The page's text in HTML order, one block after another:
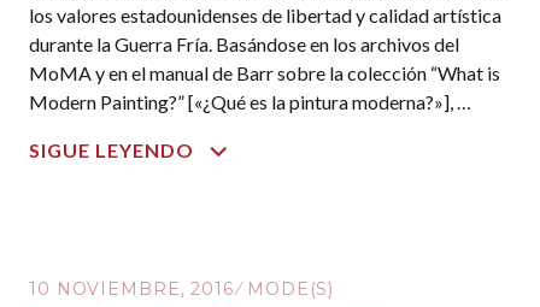
los valores estadounidenses de libertad y calidad artística
durante la Guerra Fría. Basándose en los archivos del
MoMA y en el manual de Barr sobre la colección “What is
Modern Painting?” [«¿Qué es la pintura moderna?»], …
SIGUE LEYENDO
“TRUTH,
WHAT
10 NOVIEMBRE, 2016 MODE(S)